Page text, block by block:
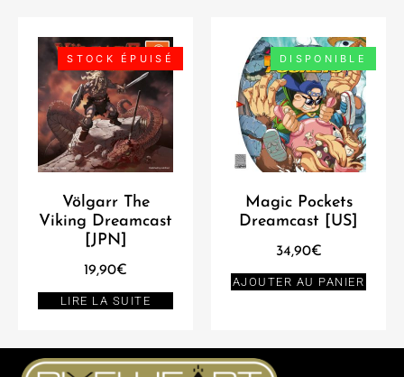
STOCK ÉPUISÉ
Völgarr The
Viking Dreamcast
[JPN]
19,90€
LIRE LA SUITE
DISPONIBLE
Magic Pockets
Dreamcast [US]
34,90€
AJOUTER AU PANIER